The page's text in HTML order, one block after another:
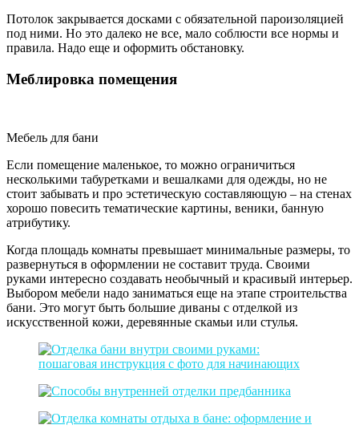
Потолок закрывается досками с обязательной пароизоляцией
под ними. Но это далеко не все, мало соблюсти все нормы и
правила. Надо еще и оформить обстановку.
Меблировка помещения
Мебель для бани
Если помещение маленькое, то можно ограничиться
несколькими табуретками и вешалками для одежды, но не
стоит забывать и про эстетическую составляющую – на стенах
хорошо повесить тематические картины, веники, банную
атрибутику.
Когда площадь комнаты превышает минимальные размеры, то
развернуться в оформлении не составит труда. Своими
руками интересно создавать необычный и красивый интерьер.
Выбором мебели надо заниматься еще на этапе строительства
бани. Это могут быть большие диваны с отделкой из
искусственной кожи, деревянные скамьи или стулья.